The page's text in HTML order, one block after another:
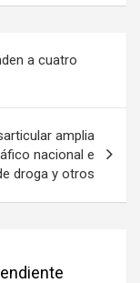
a cuatro
amplia
nacional e
droga y otros